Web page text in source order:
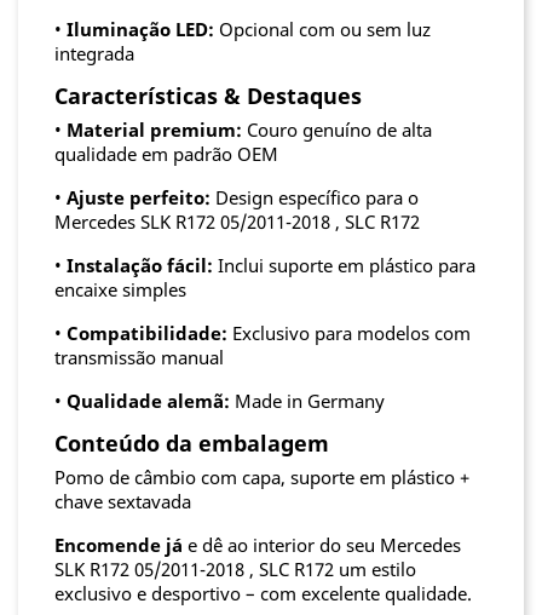
• Iluminação LED: Opcional com ou sem luz
integrada
Características & Destaques
• Material premium: Couro genuíno de alta
qualidade em padrão OEM
• Ajuste perfeito: Design específico para o
Mercedes SLK R172 05/2011-2018 , SLC R172
• Instalação fácil: Inclui suporte em plástico para
encaixe simples
• Compatibilidade: Exclusivo para modelos com
transmissão manual
• Qualidade alemã: Made in Germany
Conteúdo da embalagem
Pomo de câmbio com capa, suporte em plástico +
chave sextavada
Encomende já e dê ao interior do seu Mercedes
SLK R172 05/2011-2018 , SLC R172 um estilo
exclusivo e desportivo – com excelente qualidade.